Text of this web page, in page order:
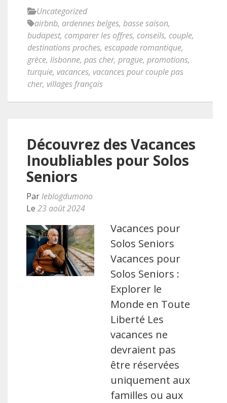
Uncategorized
airbnb, ardennes belges, basse saison,
budapest, comparer les offres, conseils, couple,
destinations proches, escapade romantique,
grèce, lisbonne, pas cher, prague, promotions,
turquie, vacances, vacances pour couple pas
cher, villages français
Découvrez des Vacances
Inoubliables pour Solos
Seniors
Parleblogdumono
Le 23 août 2024
Vacances pour
Solos Seniors
Vacances pour
Solos Seniors :
Explorer le
Monde en Toute
Liberté Les
vacances ne
devraient pas
être réservées
uniquement aux
familles ou aux